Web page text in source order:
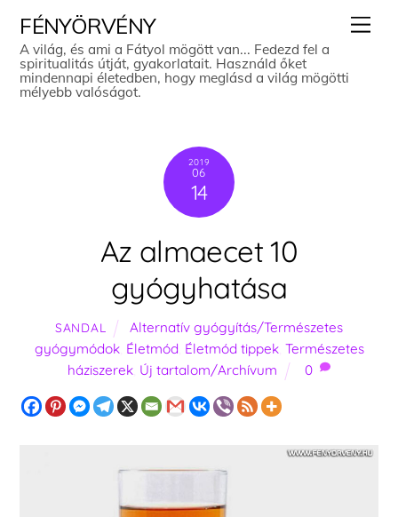
content
FÉNYÖRVÉNY
A világ, és ami a Fátyol mögött van... Fedezd fel a
spiritualitás útját, gyakorlatait. Használd őket
mindennapi életedben, hogy meglásd a világ mögötti
mélyebb valóságot.
2019
06
14
Az almaecet 10
gyógyhatása
SANDAL
Alternatív gyógyítás/Természetes
gyógymódok, Életmód Életmód tippek, Természetes
háziszerek Új tartalom/Archívum 0